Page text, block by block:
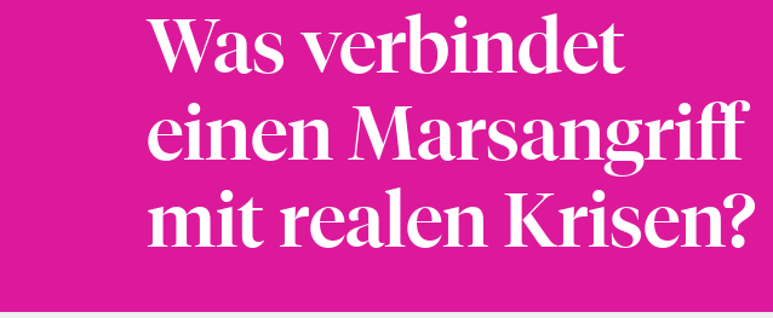
Was verbindet
einen Marsangriff
mit realen Krisen?